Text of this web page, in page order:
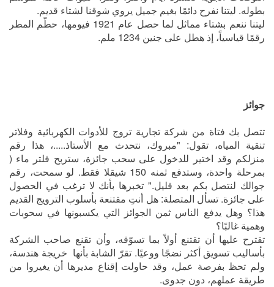
بطوله. ليتنا نفرح دائمًا بغيم جميل يروي شوقنا لشتاء قديم.
ليتنا ننعم بشتاء مماثل لما حصل عام 1921 فيومها، حطّم المطر
رقمًا قياسياً، إذ هطل على جنين 1234 ملم.
جوائز
تتصل بك فتاة من شركة تجارية تروج للأدوات الكهربائية وفلاتر
تنقية المياه، تقول: "مبروك، نتحدث مع الأستاذ.....، هذا رقم
منزلكم وقد اختير للدخول على سحب جائزة، ستربح فلتر ماء (
بمرحلة واحدة، وستدفع ثمنه 150 شيقلا فقط. لو سمحت، رقم
جوالك لنتصل بكم بعد قليل." تخبرها بأنك لا ترغب في الحصول
على جائزة. تسأل المتصلة: هل أنتِ مقتنعة بأسلوب الترويج القديم
هذا؟ وهل يدفع الناس ثمن الجوائز التي يكسبونها في سحوبات
وهمية غالبًا؟
تقترح عليها أن تقتنع أولاً بما تسوّقه، وأن تقنع صاحب الشركة
بأساليب تسويق أكثر نضجًا ووعيًا. تقرّ الشابة بأنها خريجة هندسة،
ولم تحظ بفرصة عمل، وقد حاولت إقناع مديرها أن يغيروا من
طريقة عملهم، دون جدوى.